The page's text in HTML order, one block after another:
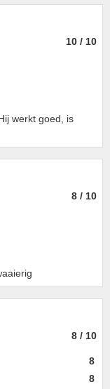
10 / 10
werkt goed, is
8 / 10
8 / 10
8
8